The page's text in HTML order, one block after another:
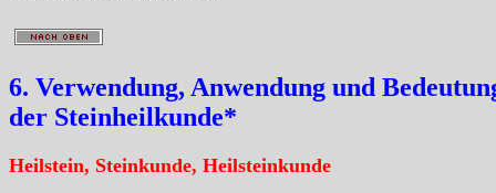
6. Verwendung, Anwendung und
der Steinheilkunde*
Heilstein, Steinkunde, Heilsteinkunde